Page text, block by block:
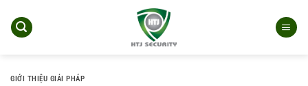
qua
GIỚI THIỆU GIẢI PHÁP